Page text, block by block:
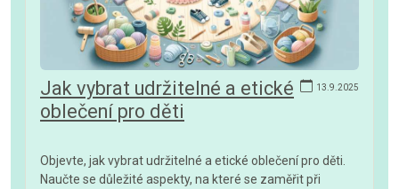
13.9.2025
Jak vybrat udržitelné a etické
oblečení pro děti
Objevte, jak vybrat udržitelné a etické oblečení pro děti.
Naučte se důležité aspekty, na které se zaměřit při